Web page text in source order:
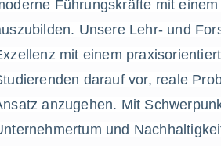
Führungskräfte mit
Unsere Lehr- und
mit einem
darauf vor, reale
anzugehen. Mit
und